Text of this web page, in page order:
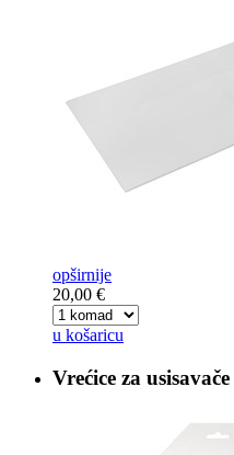
opširnije
20,00 €
u košaricu
Vrećice za usisavače